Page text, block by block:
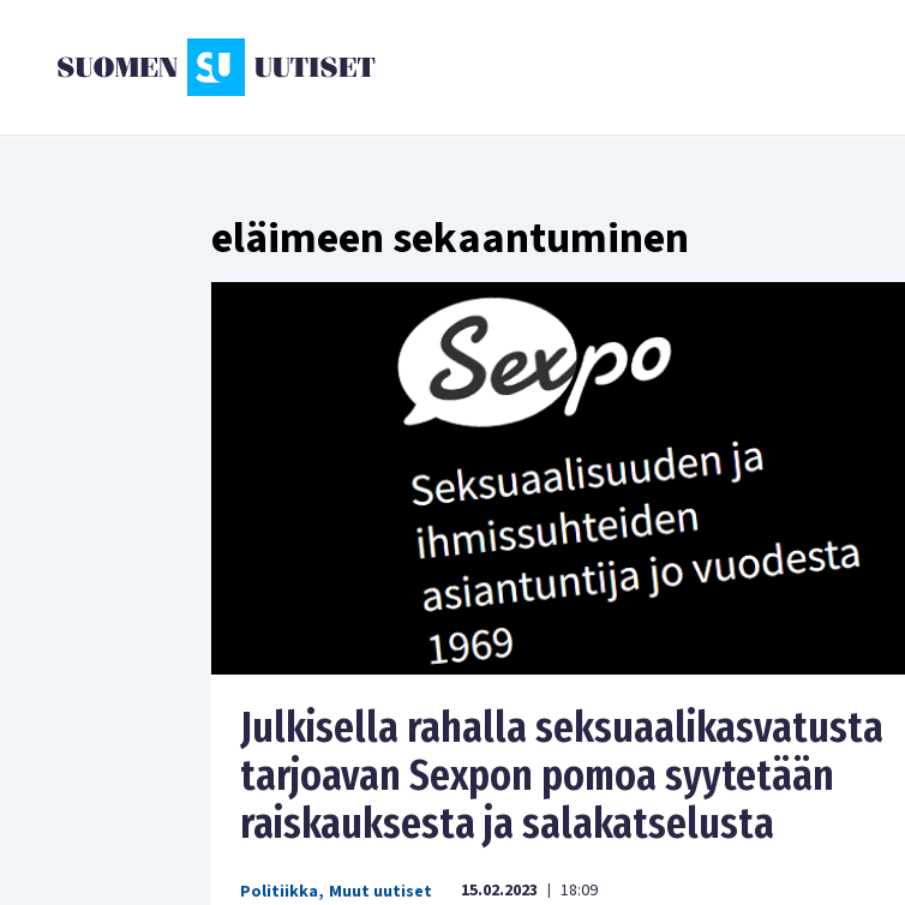
eläimeen sekaantuminen
Julkisella rahalla seksuaalikasvatusta
tarjoavan Sexpon pomoa syytetään
raiskauksesta ja salakatselusta
Politiikka, Muut uutiset 15.02.2023 | 18:09